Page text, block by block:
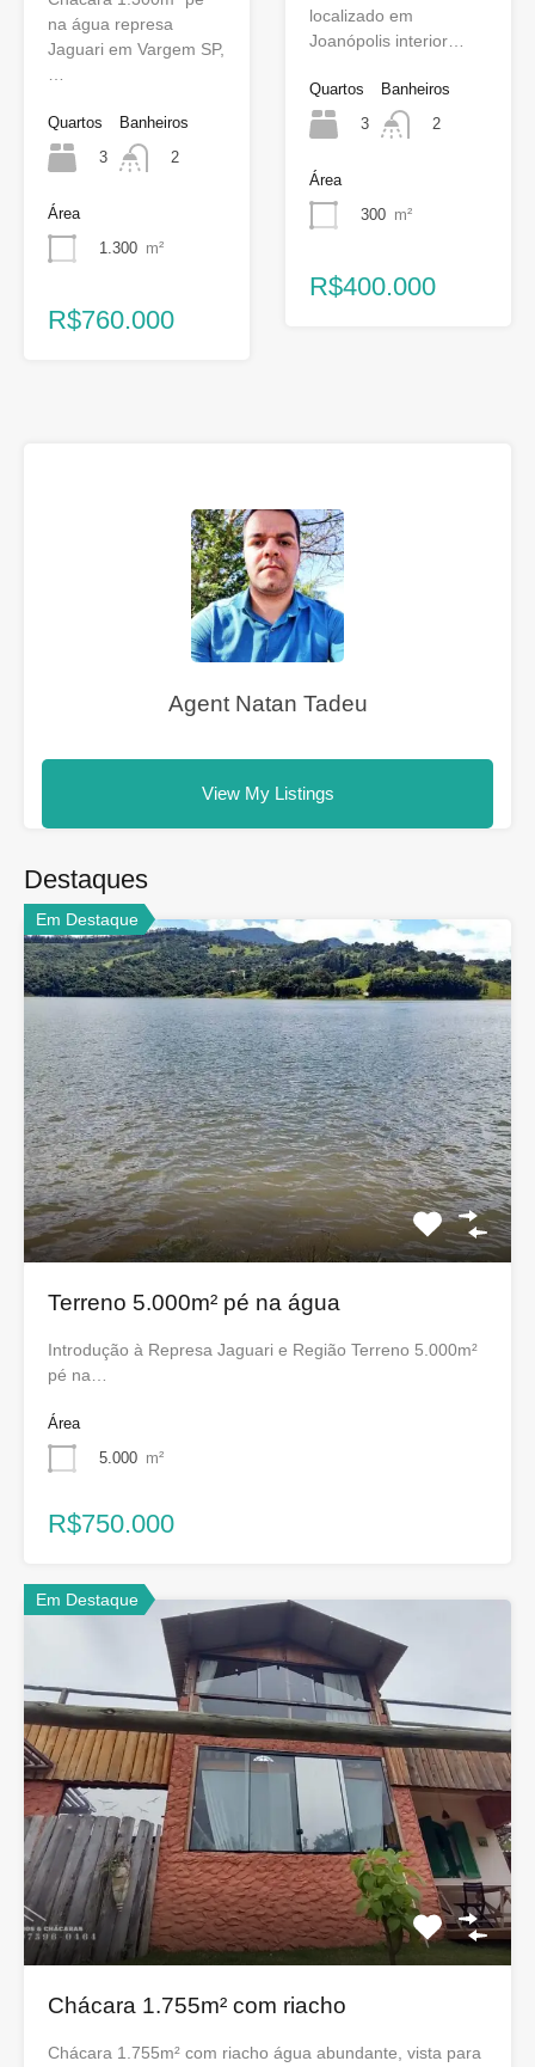
na água represa
Jaguari em Vargem SP,
Quartos
3
Banheiros
2
Área
1.300 m²
R$760.000
localizado em
Joanópolis interior…
Quartos
3
Banheiros
2
Área
300 m²
R$400.000
Agent Natan Tadeu
View My Listings
Destaques
Em Destaque
Terreno 5.000m² pé na água
Introdução à Represa Jaguari e Região Terreno 5.000m²
pé na…
Área
5.000 m²
R$750.000
Em Destaque
Chácara 1.755m² com riacho
Chácara 1.755m² com riacho água abundante, vista para